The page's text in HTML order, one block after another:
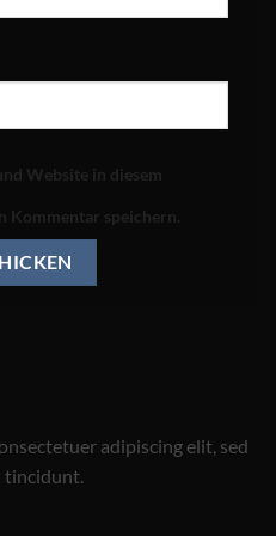
Website in diesem
Kommentar speichern.
adipiscing elit, sed
tincidunt.